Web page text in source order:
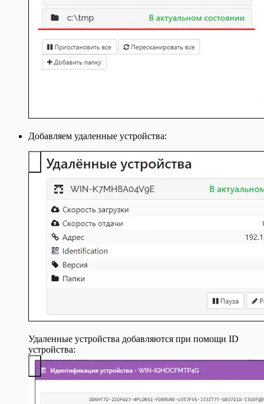
Добавляем удаленные устройства:
Удаленные устройства добавляются при помощи ID
устройства: